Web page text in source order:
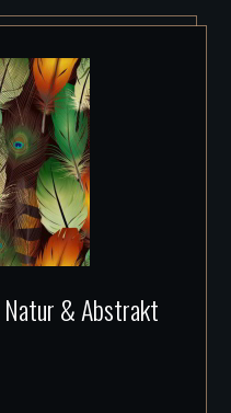
Natur & Abstrakt